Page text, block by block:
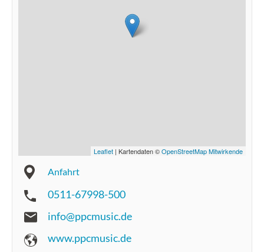
Leaflet | Kartendaten ©OpenStreetMap Mitwirkende
Anfahrt
0511-67998-500
info@ppcmusic.de
www.ppcmusic.de